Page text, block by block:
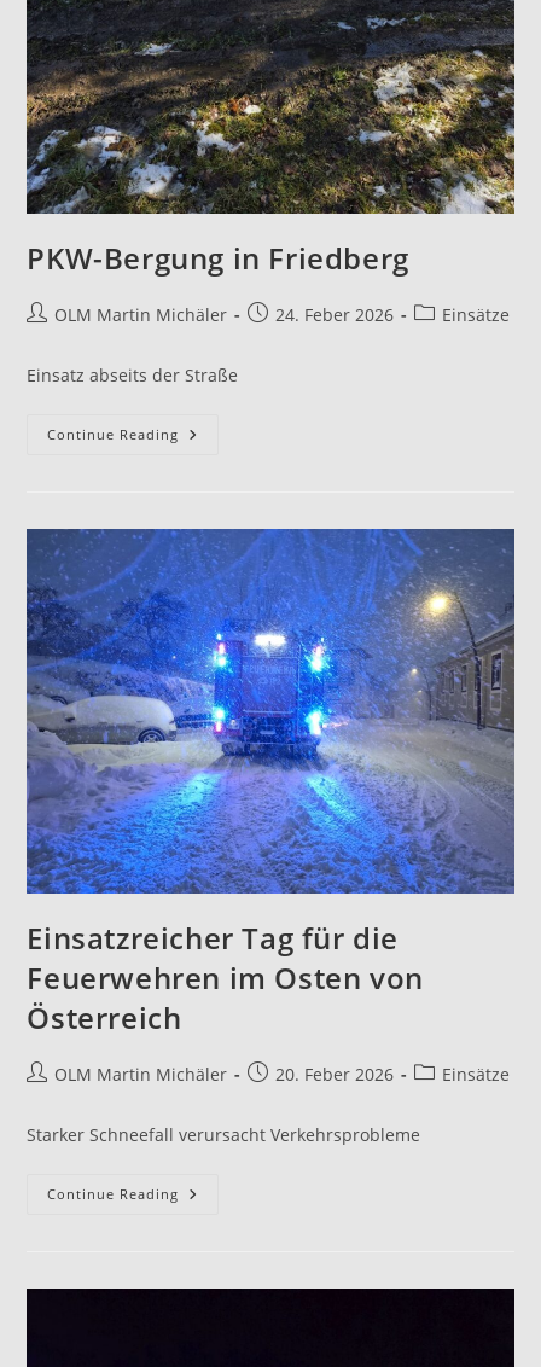
PKW-Bergung in Friedberg
OLM Martin Michäler 24. Feber 2026 Einsätze
Einsatz abseits der Straße
Continue Reading
Einsatzreicher Tag für die
Feuerwehren im Osten von
Österreich
OLM Martin Michäler 20. Feber 2026 Einsätze
Starker Schneefall verursacht Verkehrsprobleme
Continue Reading